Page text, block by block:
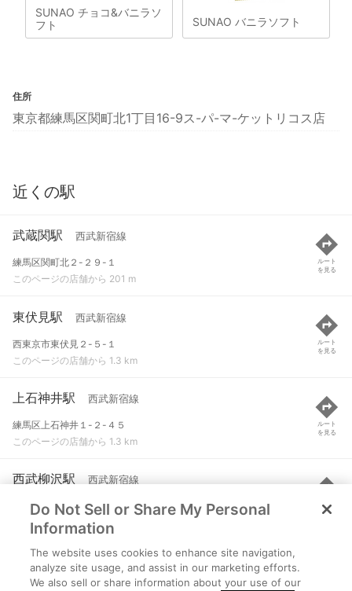
SUNAO チョコ&バニラソ
フト
SUNAO バニラソフト
住所
東京都練馬区関町北1丁目16-9ス-パ-マ-ケットリコス店
近くの駅
武蔵関駅 西武新宿線
練馬区関町北２-２９-１
このページの店舗から 201 m
ルート
を見る
東伏見駅 西武新宿線
西東京市東伏見２-５-１
このページの店舗から 1.3 km
ルート
を見る
上石神井駅 西武新宿線
練馬区上石神井１-２-４５
このページの店舗から 1.3 km
ルート
を見る
西武柳沢駅 西武新宿線
西東京市保谷町３-１１-２４
このページの店舗から 2.3 km
ルート
を見る
上井草駅 西武新宿線
杉並区上井草３-３２-１
Do Not Sell or Share My Personal
Information
The website uses cookies to enhance site navigation,
analyze site usage, and assist in our marketing efforts.
We also sell or share information about your use of our